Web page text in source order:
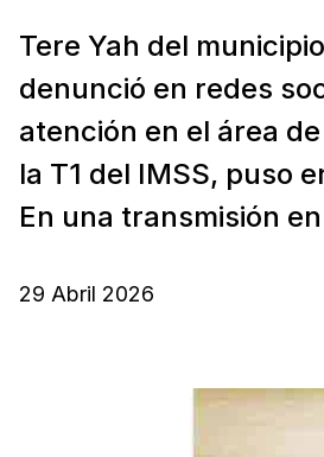
Tere Yah del
denunció en redes
atención en el área
la T1 del IMSS, puso
En una transmisión
29 Abril 2026